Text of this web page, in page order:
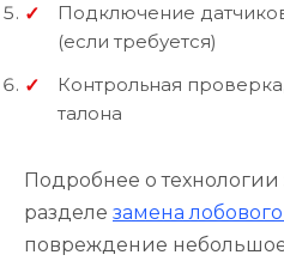
Подключение
(если требуется)
Контрольная
талона
Подробнее о
разделе замена лобового
повреждение